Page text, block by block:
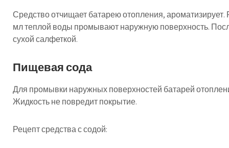
Средство отчищает батарею отопления, ароматизирует.
мл теплой воды промывают наружную поверхность.
сухой салфеткой.
Пищевая сода
Для промывки наружных поверхностей батарей
Жидкость не повредит покрытие.
Рецепт средства с содой: